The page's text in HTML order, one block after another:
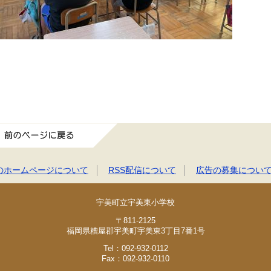
ホームページについて RSS配信について 広告の募集について
宇美町立宇美東小学校
〒811-2125
福岡県糟屋郡宇美町宇美東3丁目7番1号
Tel：092-932-0112
Fax：092-932-0110